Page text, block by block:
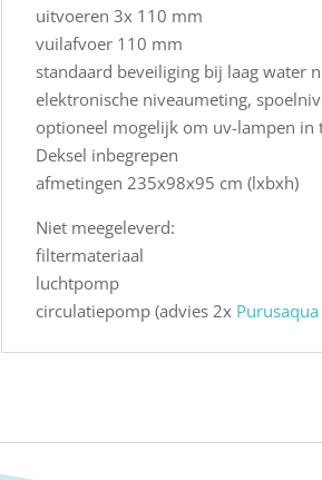
uitvoeren 3x 110 mm
vuilafvoer 110 mm
standaard beveiliging bij laag water
elektronische niveaumeting,
optioneel mogelijk om uv-lampen in
Deksel inbegrepen
afmetingen 235x98x95 cm (lxbxh)
Niet meegeleverd:
filtermateriaal
luchtpomp
circulatiepomp (advies 2x Purusaqua